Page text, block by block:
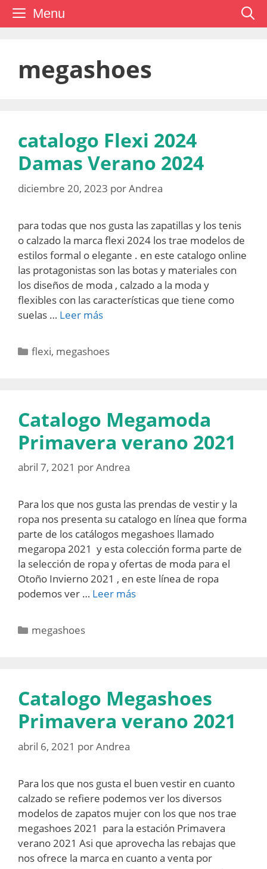
Saltar Menu
megashoes
catalogo Flexi 2024
Damas Verano 2024
diciembre 20, 2023 porAndrea
para todas que nos gusta las zapatillas y los tenis
o calzado la marca flexi 2024 los trae modelos de
estilos formal o elegante . en este catalogo online
las protagonistas son las botas y materiales con
los diseños de moda , calzado a la moda y
flexibles con las características que tiene como
suelas … Leer más
Categorías
flexi, megashoes
Catalogo Megamoda
Primavera verano 2021
abril 7, 2021 porAndrea
Para los que nos gusta las prendas de vestir y la
ropa nos presenta su catalogo en línea que forma
parte de los catálogos megashoes llamado
megaropa 2021 y esta colección forma parte de
la selección de ropa y ofertas de moda para el
Otoño Invierno 2021 , en este línea de ropa
podemos ver … Leer más
Categorías
megashoes
Catalogo Megashoes
Primavera verano 2021
abril 6, 2021 porAndrea
Para los que nos gusta el buen vestir en cuanto
calzado se refiere podemos ver los diversos
modelos de zapatos mujer con los que nos trae
megashoes 2021 para la estación Primavera
verano 2021 Asi que aprovecha las rebajas que
nos ofrece la marca en cuanto a venta por